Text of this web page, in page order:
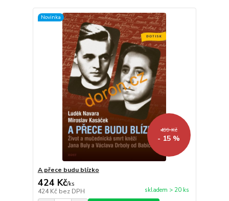
Novinka
499 Kč
- 15 %
A přece budu blízko
424 Kč/ks
424 Kč bez DPH skladem > 20 ks